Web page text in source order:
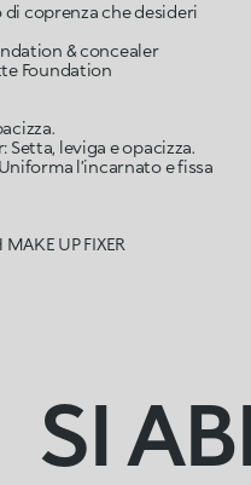
coprenza che desideri
& concealer
leviga e opacizza.
l’incarnato e fissa
UP FIXER
SI